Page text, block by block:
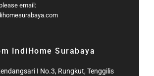
email:
IndiHome Surabaya
I No.3, Rungkut, Tenggilis